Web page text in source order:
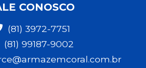
CONOSCO
(81) 3972-7751
(81) 99187-9002